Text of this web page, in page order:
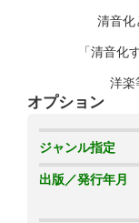
清音化
「清音
洋楽
オプション
ジャンル指定
出版／発行年月